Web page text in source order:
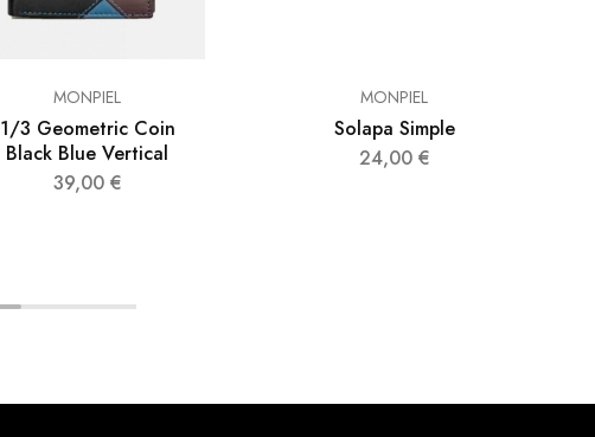
MONPIEL
1/3 Geometric Coin
Black Blue Vertical
39,00 €
MONPIEL
Solapa Simple
24,00 €